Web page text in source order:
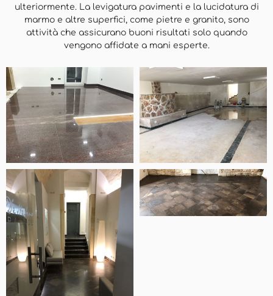
ulteriormente. La levigatura pavimenti e la lucidatura di
marmo e altre superfici, come pietre e granito, sono
attività che assicurano buoni risultati solo quando
vengono affidate a mani esperte.